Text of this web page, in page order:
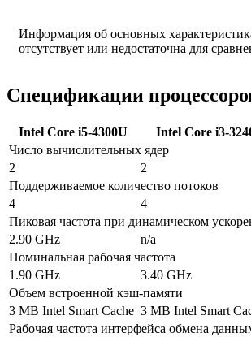
Информация об основных
отсутствует или недостаточна для
Спецификации
Intel Core i5-4300U
Intel Core i3-
Число вычислительных ядер
2
2
Поддерживаемое количество потоков
4
4
Пиковая частота при динамическом
2.90 GHz
n/a
Номинальная рабочая частота
1.90 GHz
3.40 GHz
Объем встроенной кэш-памяти
3 MB Intel Smart Cache 3 MB Intel Smart
Рабочая частота интерфейса обмена